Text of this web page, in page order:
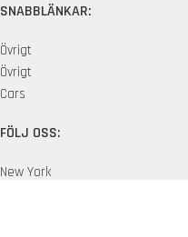
SNABBLÄNKAR:
Övrigt
Övrigt
Cars
FÖLJ OSS:
New York